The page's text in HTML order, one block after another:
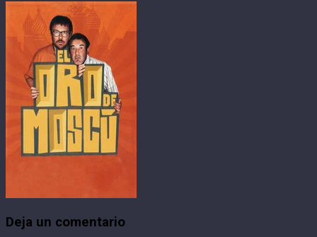
Deja un comentario